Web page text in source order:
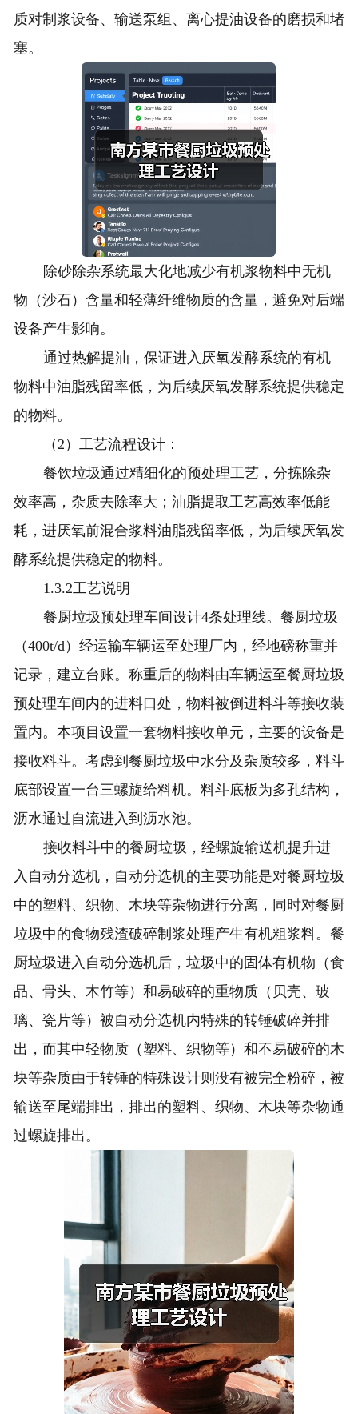
质对制浆设备、输送泵组、离心提油设备的磨损和堵
塞。
除砂除杂系统最大化地减少有机浆物料中无机
物（沙石）含量和轻薄纤维物质的含量，避免对后端
设备产生影响。
通过热解提油，保证进入厌氧发酵系统的有机
物料中油脂残留率低，为后续厌氧发酵系统提供稳定
的物料。
（2）工艺流程设计：
餐饮垃圾通过精细化的预处理工艺，分拣除杂
效率高，杂质去除率大；油脂提取工艺高效率低能
耗，进厌氧前混合浆料油脂残留率低，为后续厌氧发
酵系统提供稳定的物料。
1.3.2工艺说明
餐厨垃圾预处理车间设计4条处理线。餐厨垃圾
（400t/d）经运输车辆运至处理厂内，经地磅称重并
记录，建立台账。称重后的物料由车辆运至餐厨垃圾
预处理车间内的进料口处，物料被倒进料斗等接收装
置内。本项目设置一套物料接收单元，主要的设备是
接收料斗。考虑到餐厨垃圾中水分及杂质较多，料斗
底部设置一台三螺旋给料机。料斗底板为多孔结构，
沥水通过自流进入到沥水池。
接收料斗中的餐厨垃圾，经螺旋输送机提升进
入自动分选机，自动分选机的主要功能是对餐厨垃圾
中的塑料、织物、木块等杂物进行分离，同时对餐厨
垃圾中的食物残渣破碎制浆处理产生有机粗浆料。餐
厨垃圾进入自动分选机后，垃圾中的固体有机物（食
品、骨头、木竹等）和易破碎的重物质（贝壳、玻
璃、瓷片等）被自动分选机内特殊的转锤破碎并排
出，而其中轻物质（塑料、织物等）和不易破碎的木
块等杂质由于转锤的特殊设计则没有被完全粉碎，被
输送至尾端排出，排出的塑料、织物、木块等杂物通
过螺旋排出。